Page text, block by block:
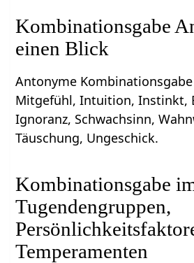
Kombinationsgabe
einen Blick
Antonyme
Mitgefühl, Intuition, Instinkt,
Ignoranz, Schwachsinn,
Täuschung, Ungeschick.
Kombinationsgabe
Tugendengruppen,
Temperamenten